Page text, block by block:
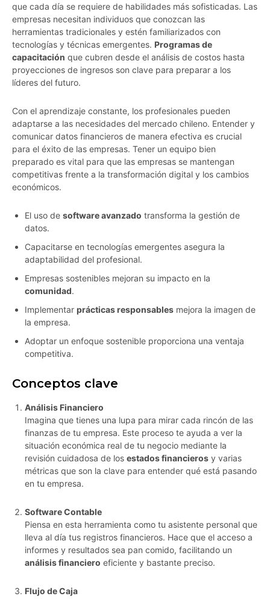
que cada día se requiere de habilidades más sofisticadas. Las
empresas necesitan individuos que conozcan las
herramientas tradicionales y estén familiarizados con
tecnologías y técnicas emergentes. Programas de
capacitación que cubren desde el análisis de costos hasta
proyecciones de ingresos son clave para preparar a los
líderes del futuro.
Con el aprendizaje constante, los profesionales pueden
adaptarse a las necesidades del mercado chileno. Entender y
comunicar datos financieros de manera efectiva es crucial
para el éxito de las empresas. Tener un equipo bien
preparado es vital para que las empresas se mantengan
competitivas frente a la transformación digital y los cambios
económicos.
El uso de software avanzado transforma la gestión de
datos.
Capacitarse en tecnologías emergentes asegura la
adaptabilidad del profesional.
Empresas sostenibles mejoran su impacto en la
comunidad.
Implementar prácticas responsables mejora la imagen de
la empresa.
Adoptar un enfoque sostenible proporciona una ventaja
competitiva.
Conceptos clave
Análisis Financiero
Imagina que tienes una lupa para mirar cada rincón de las
finanzas de tu empresa. Este proceso te ayuda a ver la
situación económica real de tu negocio mediante la
revisión cuidadosa de los estados financieros y varias
métricas que son la clave para entender qué está pasando
en tu empresa.
Software Contable
Piensa en esta herramienta como tu asistente personal que
lleva al día tus registros financieros. Hace que el acceso a
informes y resultados sea pan comido, facilitando un
análisis financiero eficiente y bastante preciso.
Flujo de Caja